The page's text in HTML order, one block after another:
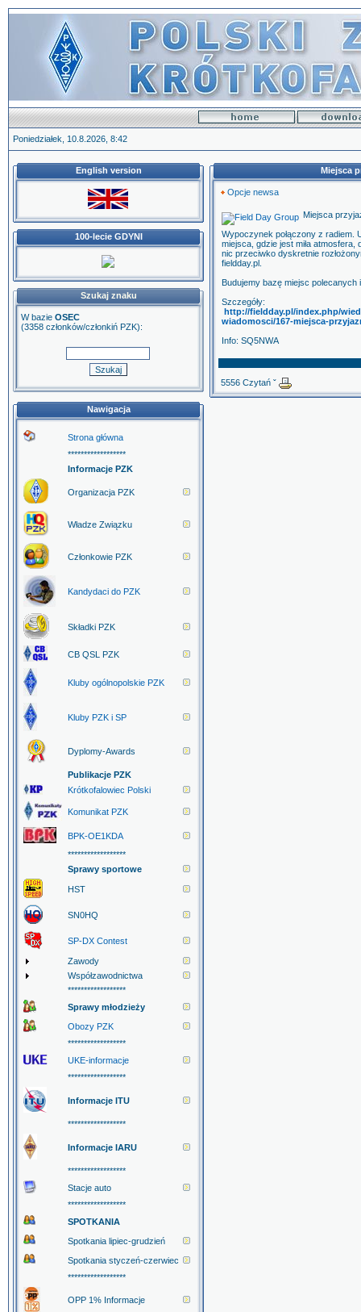
Poniedziałek, 10.8.2026, 8:42
English version
100-lecie GDYNI
Szukaj znaku
W bazie OSEC
(3358 członków/członkiń PZK):
Nawigacja
Strona główna
******************
Informacje PZK
Organizacja PZK
Władze Związku
Członkowie PZK
Kandydaci do PZK
Składki PZK
CB QSL PZK
Kluby ogólnopolskie PZK
Kluby PZK i SP
Dyplomy-Awards
Publikacje PZK
Krótkofalowiec Polski
Komunikat PZK
BPK-OE1KDA
******************
Sprawy sportowe
HST
SN0HQ
SP-DX Contest
Zawody
Współzawodnictwa
******************
Sprawy młodzieży
Obozy PZK
******************
UKE-informacje
******************
Informacje ITU
******************
Informacje IARU
******************
Stacje auto
******************
SPOTKANIA
Spotkania lipiec-grudzień
Spotkania styczeń-czerwiec
******************
OPP 1% Informacje
Miejsca
Opcje newsa
Miejsca
Wypoczynek połączony z radiem.
miejsca, gdzie jest miła
nic przeciwko dyskretnie
fieldday.pl.
Budujemy bazę miejsc
Szczegóły:
http://fieldday.pl/index.php/
wiadomosci/167-miejsca-
Info: SQ5NWA
5556 Czytań ˇ